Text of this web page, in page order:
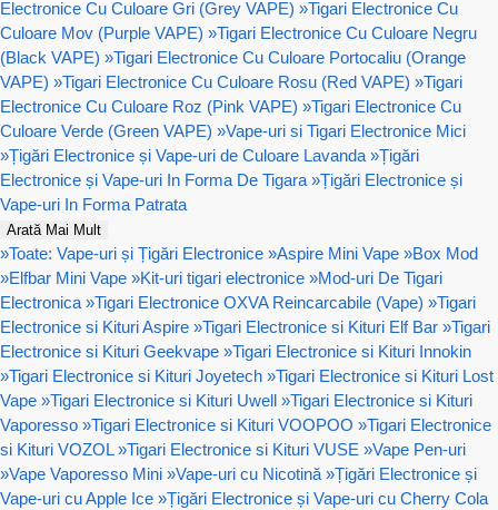
Electronice Cu Culoare Gri (Grey VAPE) »Tigari Electronice Cu
Culoare Mov (Purple VAPE) »Tigari Electronice Cu Culoare Negru
(Black VAPE) »Tigari Electronice Cu Culoare Portocaliu (Orange
VAPE) »Tigari Electronice Cu Culoare Rosu (Red VAPE) »Tigari
Electronice Cu Culoare Roz (Pink VAPE) »Tigari Electronice Cu
Culoare Verde (Green VAPE) »Vape-uri si Tigari Electronice Mici
»Țigări Electronice și Vape-uri de Culoare Lavanda »Țigări
Electronice și Vape-uri In Forma De Tigara »Țigări Electronice și
Vape-uri In Forma Patrata
Arată Mai Mult
»Toate: Vape-uri și Țigări Electronice »Aspire Mini Vape »Box Mod
»Elfbar Mini Vape »Kit-uri tigari electronice »Mod-uri De Tigari
Electronica »Tigari Electronice OXVA Reincarcabile (Vape) »Tigari
Electronice si Kituri Aspire »Tigari Electronice si Kituri Elf Bar »Tigari
Electronice si Kituri Geekvape »Tigari Electronice si Kituri Innokin
»Tigari Electronice si Kituri Joyetech »Tigari Electronice si Kituri Lost
Vape »Tigari Electronice si Kituri Uwell »Tigari Electronice si Kituri
Vaporesso »Tigari Electronice si Kituri VOOPOO »Tigari Electronice
si Kituri VOZOL »Tigari Electronice si Kituri VUSE »Vape Pen-uri
»Vape Vaporesso Mini »Vape-uri cu Nicotină »Țigări Electronice și
Vape-uri cu Apple Ice »Țigări Electronice și Vape-uri cu Cherry Cola